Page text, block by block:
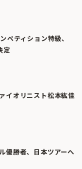
ペティション特級、
定
イオリニスト松本紘佳
優勝者、日本ツアーへ